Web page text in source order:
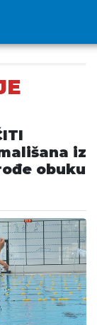
iz
obuku